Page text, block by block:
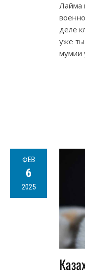
Лайма
деле
уже
мумии
ФЕВ
6
2025